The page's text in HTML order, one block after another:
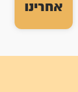
אחרינו